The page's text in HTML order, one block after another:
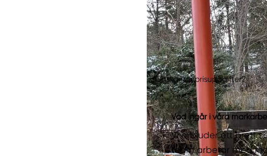
Önskar du prisuppgifter?
Vad ingår i våra
Vi erbjuder ett brett
team arbetar med